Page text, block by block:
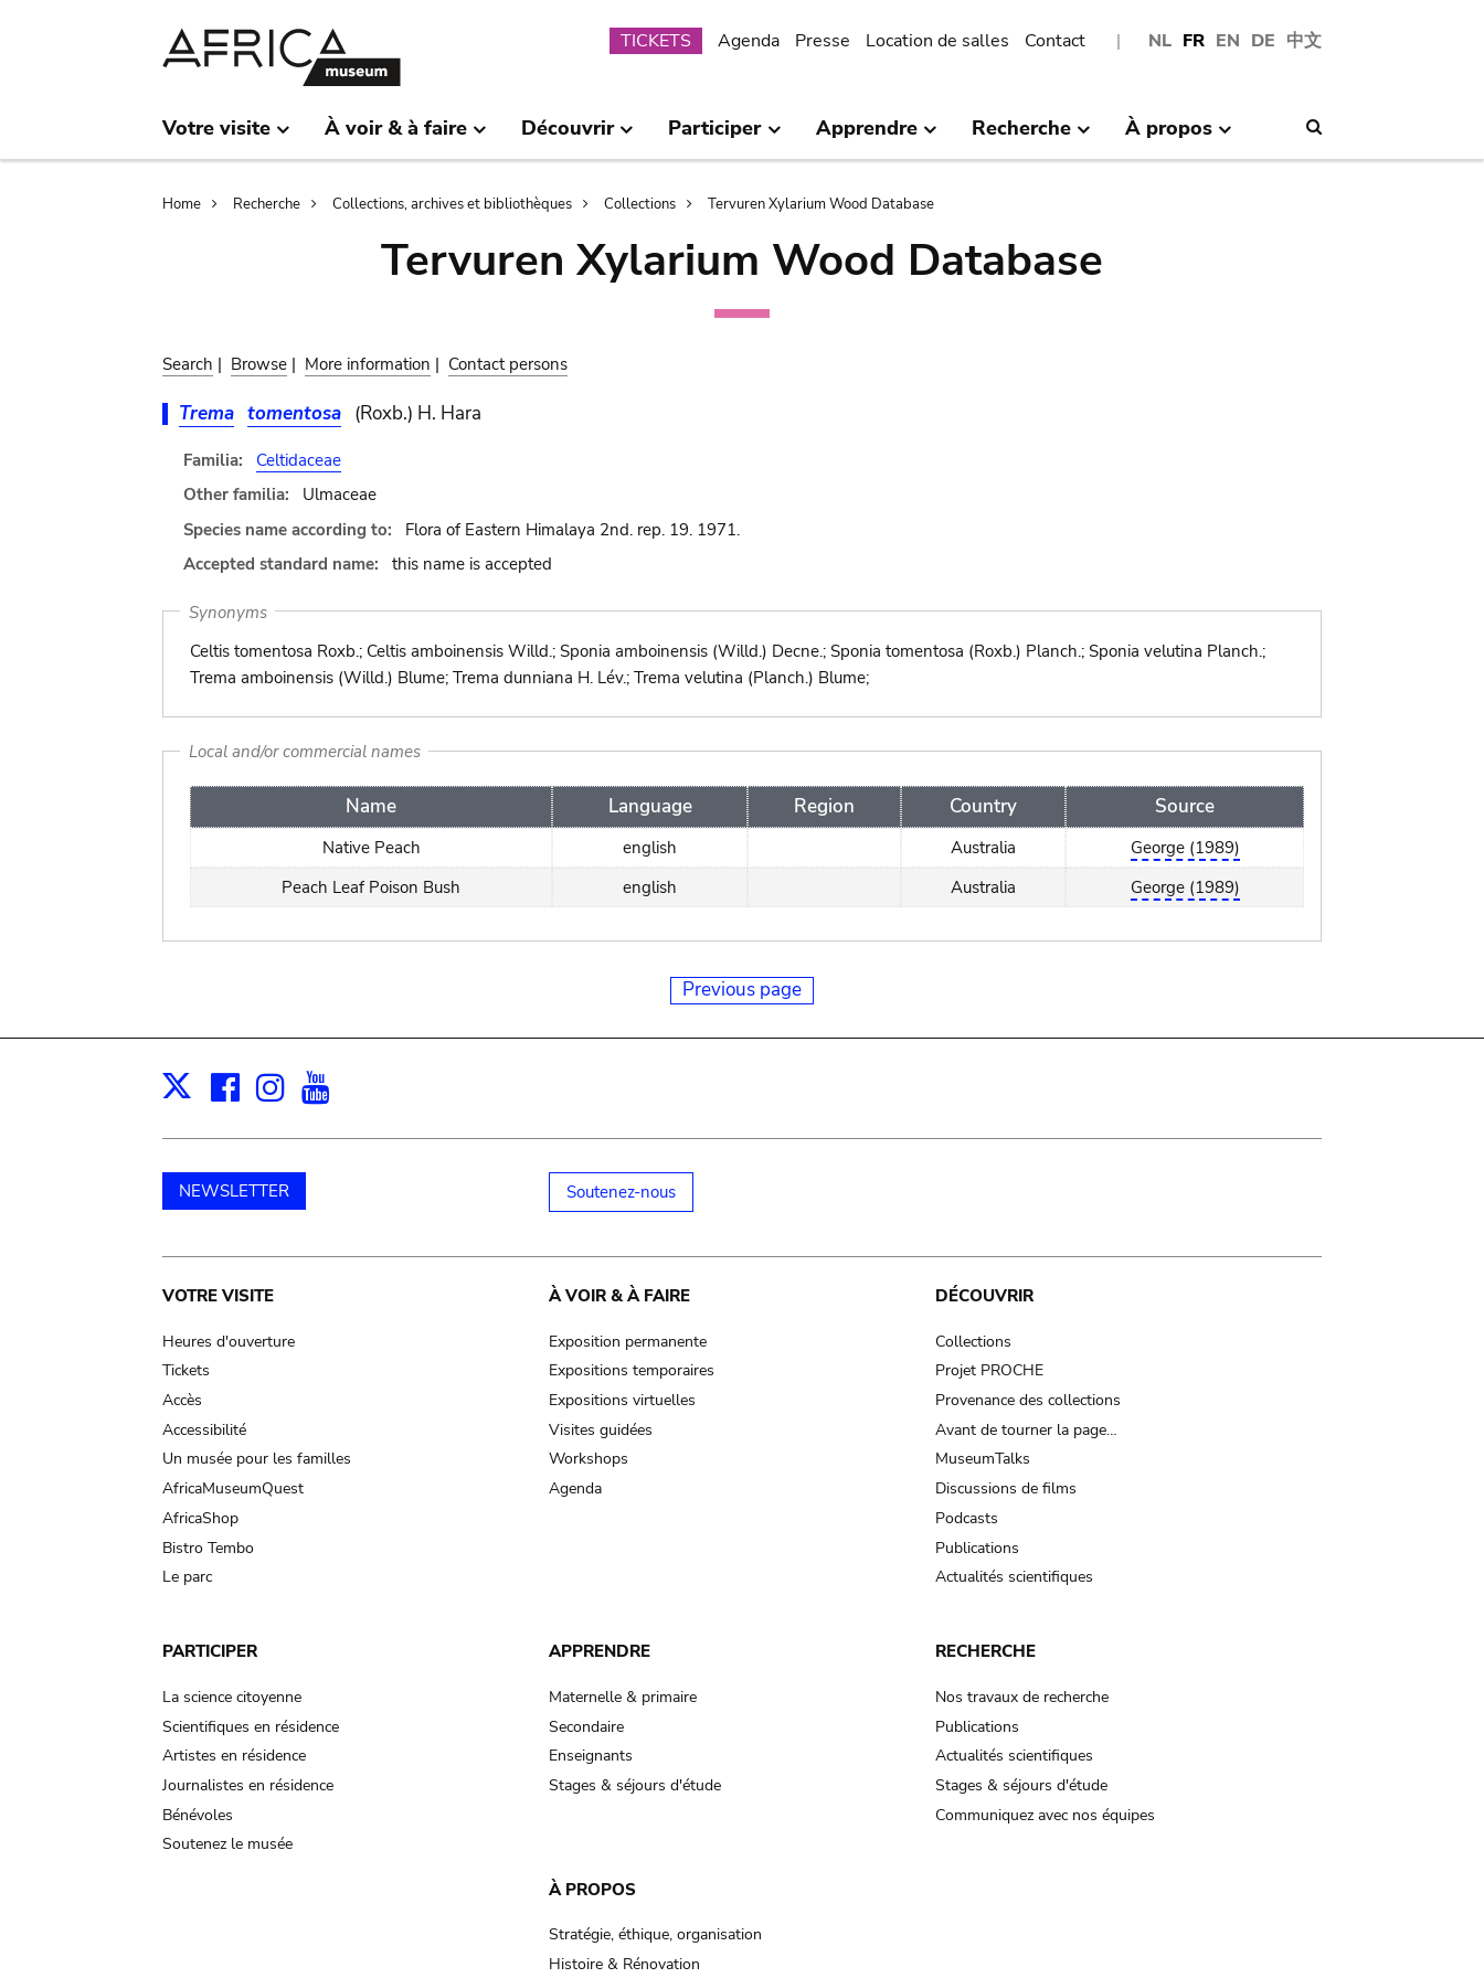
NL FR EN DE 中文
Submenu
TICKETS Agenda Presse Location de salles Contact
Votre visite À voir & à faire Découvrir Participer Apprendre Recherche À propos
Breadcrumb
Home Recherche Collections, archives et bibliothèques Collections Tervuren Xylarium Wood Database
Tervuren Xylarium Wood Database
Search | Browse | More information | Contact persons
Trema tomentosa (Roxb.) H. Hara
Familia:
Celtidaceae
Other familia:
Ulmaceae
Species name according to:
Flora of Eastern Himalaya 2nd. rep. 19. 1971.
Accepted standard name:
this name is accepted
Synonyms
Celtis tomentosa Roxb.; Celtis amboinensis Willd.; Sponia amboinensis (Willd.) Decne.; Sponia tomentosa (Roxb.) Planch.; Sponia velutina Planch.;
Trema amboinensis (Willd.) Blume; Trema dunniana H. Lév.; Trema velutina (Planch.) Blume;
Local and/or commercial names
Name Language Region Country Source
Native Peach english Australia
George (1989)
Peach Leaf Poison Bush
english Australia George (1989)
Previous page
X Facebook
Instagram
NEWSLETTER Soutenez-nous
Main
navigation
VOTRE VISITE
Heures d'ouverture
Tickets
Accès
Accessibilité
Un musée pour les familles
AfricaMuseumQuest
AfricaShop
Bistro Tembo
Le parc
À VOIR & À FAIRE
Exposition permanente
Expositions temporaires
Expositions virtuelles
Visites guidées
Workshops
Agenda
DÉCOUVRIR
Collections
Projet PROCHE
Provenance des collections
Avant de tourner la page…
MuseumTalks
Discussions de films
Podcasts
Publications
Actualités scientifiques
PARTICIPER
La science citoyenne
Scientifiques en résidence
Artistes en résidence
Journalistes en résidence
Bénévoles
Soutenez le musée
APPRENDRE
Maternelle & primaire
Secondaire
Enseignants
Stages & séjours d'étude
RECHERCHE
Nos travaux de recherche
Publications
Actualités scientifiques
Stages & séjours d'étude
Communiquez avec nos équipes
À PROPOS
Stratégie, éthique, organisation
Histoire & Rénovation